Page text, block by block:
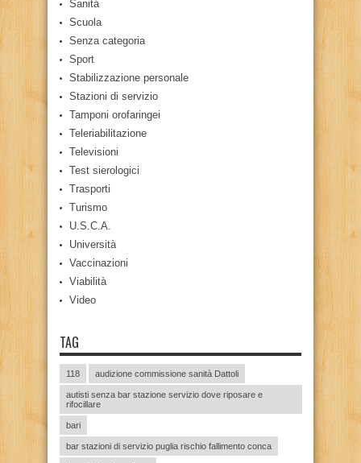
Sanità
Scuola
Senza categoria
Sport
Stabilizzazione personale
Stazioni di servizio
Tamponi orofaringei
Teleriabilitazione
Televisioni
Test sierologici
Trasporti
Turismo
U.S.C.A.
Università
Vaccinazioni
Viabilità
Video
TAG
118 audizione commissione sanità Dattoli
autisti senza bar stazione servizio dove riposare e
rifocillare
bari
bar stazioni di servizio puglia rischio fallimento conca